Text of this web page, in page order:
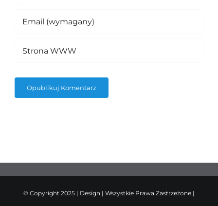
© Copyright 2025 | Design | Wszystkie Prawa Zastrzeżone |